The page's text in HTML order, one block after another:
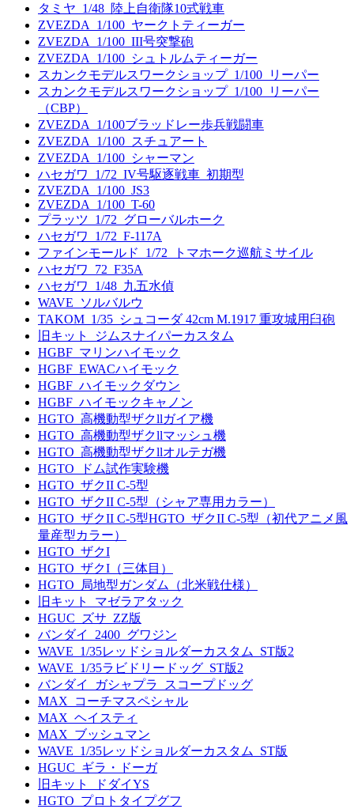
タミヤ_1/48_陸上自衛隊10式戦車
ZVEZDA_1/100_ヤークトティーガー
ZVEZDA_1/100_III号突撃砲
ZVEZDA_1/100_シュトルムティーガー
スカンクモデルスワークショップ_1/100_リーパー
スカンクモデルスワークショップ_1/100_リーパー
（CBP）
ZVEZDA_1/100ブラッドレー歩兵戦闘車
ZVEZDA_1/100_スチュアート
ZVEZDA_1/100_シャーマン
ハセガワ_1/72_IV号駆逐戦車_初期型
ZVEZDA_1/100_JS3
ZVEZDA_1/100_T-60
プラッツ_1/72_グローバルホーク
ハセガワ_1/72_F-117A
ファインモールド_1/72_トマホーク巡航ミサイル
ハセガワ_72_F35A
ハセガワ_1/48_九五水偵
WAVE_ソルバルウ
TAKOM_1/35_シュコーダ 42cm M.1917 重攻城用臼砲
旧キット_ジムスナイパーカスタム
HGBF_マリンハイモック
HGBF_EWACハイモック
HGBF_ハイモックダウン
HGBF_ハイモックキャノン
HGTO_高機動型ザクllガイア機
HGTO_高機動型ザクllマッシュ機
HGTO_高機動型ザクllオルテガ機
HGTO_ドム試作実験機
HGTO_ザクII C-5型
HGTO_ザクII C-5型（シャア専用カラー）
HGTO_ザクII C-5型HGTO_ザクII C-5型（初代アニメ風
量産型カラー）
HGTO_ザクI
HGTO_ザクI（三体目）
HGTO_局地型ガンダム（北米戦仕様）
旧キット_マゼラアタック
HGUC_ズサ_ZZ版
バンダイ_2400_グワジン
WAVE_1/35レッドショルダーカスタム_ST版2
WAVE_1/35ラビドリードッグ_ST版2
バンダイ_ガシャプラ_スコープドッグ
MAX_コーチマスペシャル
MAX_ヘイスティ
MAX_ブッシュマン
WAVE_1/35レッドショルダーカスタム_ST版
HGUC_ギラ・ドーガ
旧キット_ドダイYS
HGTO_プロトタイプグフ